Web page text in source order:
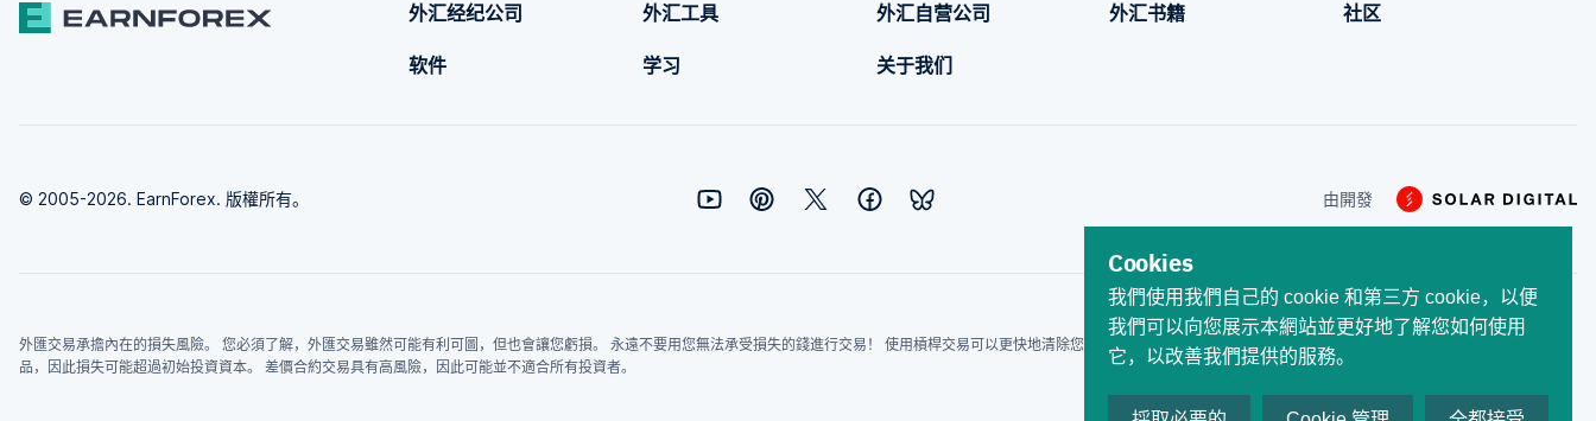
外汇经纪公司 外汇工具 外汇自营公司 外汇书籍 社区
软件 学习 关于我们
© 2005-2026. EarnForex. 版權所有。 由開發
外匯交易承擔內在的損失風險。 您必須了解，外匯交易雖然可能有利可圖，但也會讓您虧損。 永遠不要用您無法承受損失的錢進行交易！ 使用槓桿交易可以更快地清除您的賬戶。 差價合約是槓桿產
品，因此損失可能超過初始投資資本。 差價合約交易具有高風險，因此可能並不適合所有投資者。
Cookies
我們使用我們自己的 cookie 和第三方 cookie，以便
我們可以向您展示本網站並更好地了解您如何使用
它，以改善我們提供的服務。